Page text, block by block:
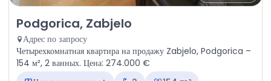
Продажа - Квартира Podgorica, Zabjelo
Podgorica, Zabjelo
Адрес по запросу
Четырехкомнатная квартира на продажу Zabjelo, Podgorica –
154 м², 2 ванных. Цена: 274.000 €